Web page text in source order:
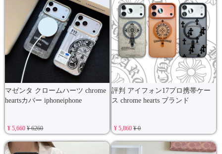
マゼンタ クロームハーツ chrome
heartsカバー iphoneiphone
¥ 5,660¥ 6260
評判 アイフォン17プロ携帯ケー
ス chrome hearts ブランド
¥ 5,860¥ 0